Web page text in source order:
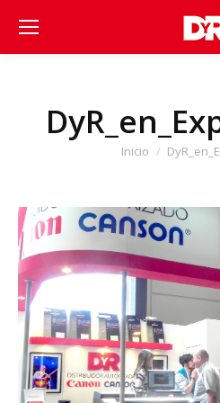
Estás aquí:
Inicio